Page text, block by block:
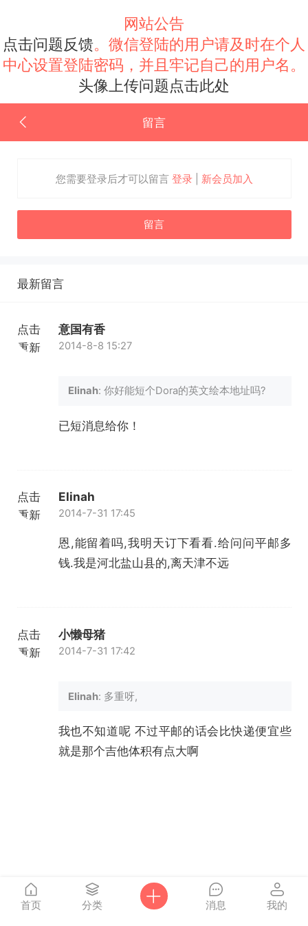
网站公告
点击问题反馈。微信登陆的用户请及时在个人
中心设置登陆密码，并且牢记自己的用户名。
头像上传问题点击此处
留言
您需要登录后才可以留言 登录| 新会员加入
留言
最新留言
点击
重新
意国有香
2014-8-8 15:27
Elinah: 你好能短个Dora的英文绘本地址吗?
已短消息给你！
点击
重新
Elinah
2014-7-31 17:45
恩,能留着吗,我明天订下看看.给问问平邮多
钱.我是河北盐山县的,离天津不远
点击
重新
小懒母猪
2014-7-31 17:42
Elinah: 多重呀,
我也不知道呢 不过平邮的话会比快递便宜些
就是那个吉他体积有点大啊
首页 分类 消息 我的